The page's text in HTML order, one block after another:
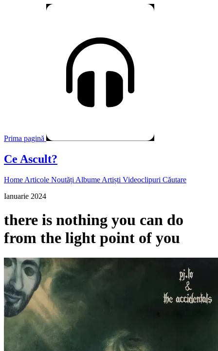
Prima pagină
Ce Ascult?
Home Articole Noutăți Albume Artiști Videoclipuri Căutare
Ianuarie 2024
there is nothing you can do
from the light point of you
Pagina externă
Vezi pagina artistului